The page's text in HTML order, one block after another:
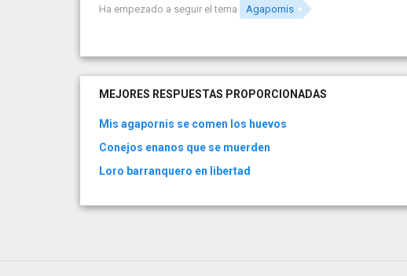
Ha empezado a seguir el tema Agapornis
MEJORES RESPUESTAS PROPORCIONADAS
Mis agapornis se comen los huevos
Conejos enanos que se muerden
Loro barranquero en libertad